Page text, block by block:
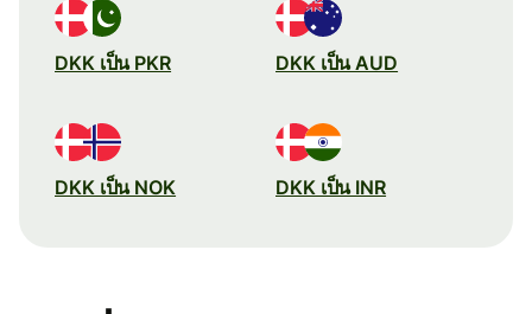
DKK เป็น PKR DKK เป็น AUD
DKK เป็น NOK DKK เป็น INR